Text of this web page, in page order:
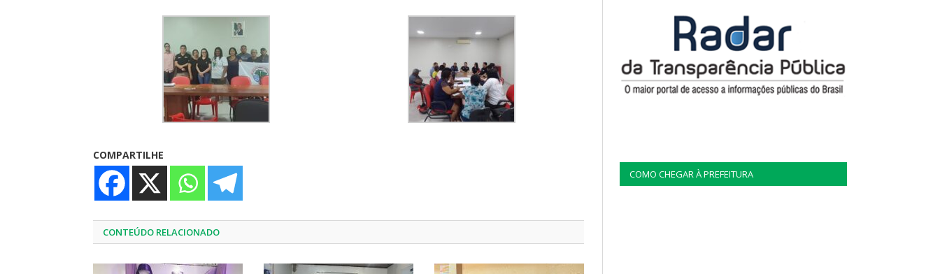
COMPARTILHE
CONTEÚDO RELACIONADO
COMO CHEGAR À PREFEITURA